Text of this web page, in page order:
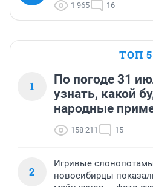
1 965 16
ТОП 5
1
По погоде 31
узнать, какой
народные
158 211 15
2
Игривые
новосибирцы